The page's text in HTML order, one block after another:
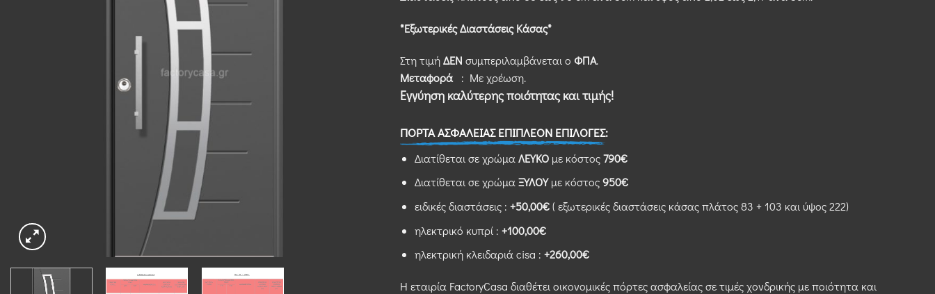
*Εξωτερικές Διαστάσεις Κάσας*
Στη τιμήΔΕΝ συμπεριλαμβάνεται ο ΦΠΑ.
Μεταφορά : Με χρέωση.
Εγγύηση καλύτερης ποιότητας και τιμής!
ΠΟΡΤΑ ΑΣΦΑΛΕΙΑΣ ΕΠΙΠΛΕΟΝ ΕΠΙΛΟΓΕΣ:
Διατίθεται σε χρώμα ΛΕΥΚΟμε κόστος790€
Διατίθεται σε χρώμα ΞΥΛΟΥμε κόστος950€
ειδικές διαστάσεις : +50,00€( εξωτερικές διαστάσεις κάσας πλάτος 83 + 103 και ύψος 222)
ηλεκτρικό κυπρί : +100,00€
ηλεκτρική κλειδαριά cisa : +260,00€
Η εταιρία FactoryCasa διαθέτει οικονομικές πόρτες ασφαλείας σε τιμές χονδρικής με ποιότητα και